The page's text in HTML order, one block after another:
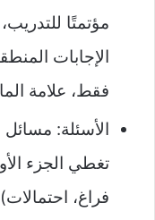
مؤتمتًا
الإجابات
فقط، علامة المادة 600
الأسئلة: مسائل
تغطي الجزء